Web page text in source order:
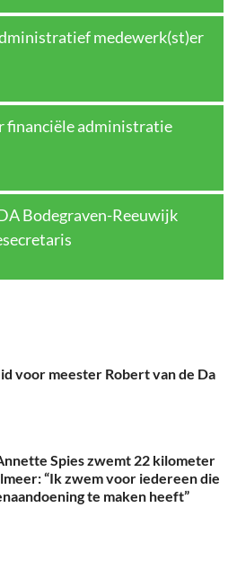
medewerk(st)er
financiële administratie
Bodegraven-Reeuwijk
voor meester Robert van de Da
Spies zwemt 22 kilometer
“Ik zwem voor iedereen die
te maken heeft”